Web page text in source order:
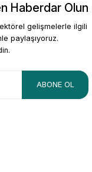
Haberdar Olun
gelişmelerle ilgili
paylaşıyoruz.
ABONE OL